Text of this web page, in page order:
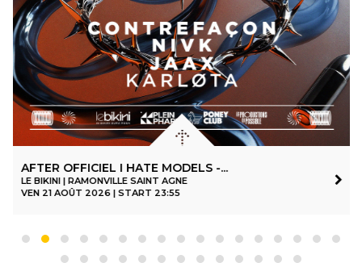
AFTER OFFICIEL I HATE MODELS -...
LE BIKINI | RAMONVILLE SAINT AGNE
VEN 21 AOÛT 2026 | START 23:55